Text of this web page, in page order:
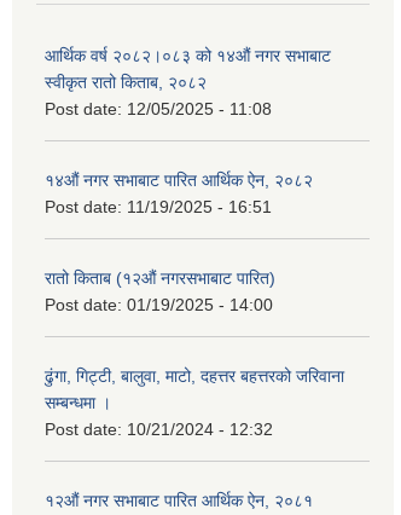
आर्थिक वर्ष २०८२।०८३ को १४औं नगर सभाबाट
स्वीकृत रातो किताब, २०८२
Post date: 12/05/2025 - 11:08
१४औं नगर सभाबाट पारित आर्थिक ऐन, २०८२
Post date: 11/19/2025 - 16:51
रातो किताब (१२औं नगरसभाबाट पारित)
Post date: 01/19/2025 - 14:00
ढुंगा, गिट्टी, बालुवा, माटो, दहत्तर बहत्तरको जरिवाना
सम्बन्धमा ।
Post date: 10/21/2024 - 12:32
१२औं नगर सभाबाट पारित आर्थिक ऐन, २०८१